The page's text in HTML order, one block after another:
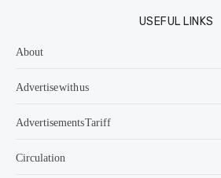
USEFUL LINKS
About
Advertise with us
Advertisements Tariff
Circulation